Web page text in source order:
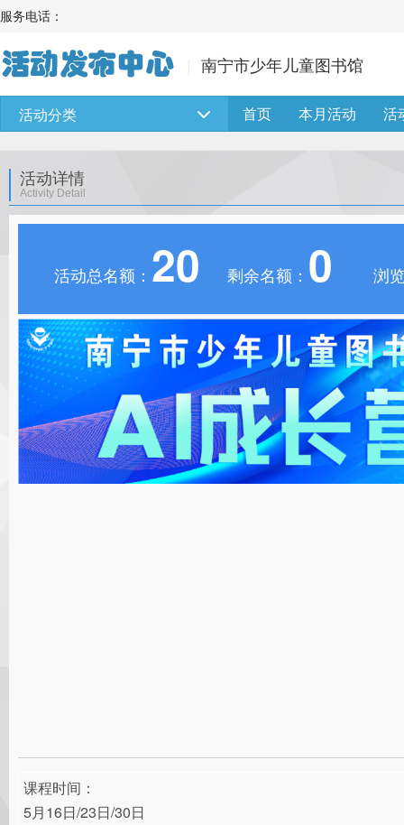
服务电话：
南宁市少年儿童图书馆
活动分类 首页 本月活动 活
活动详情
Activity Detail
活动总名额： 20 剩余名额： 0 浏
课程时间：
5月16日/23日/30日